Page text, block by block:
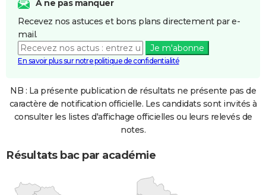
A ne pas manquer
Recevez nos astuces et bons plans directement par e-
mail.
Je m'abonne
En savoir plus sur notre politique de confidentialité
NB : La présente publication de résultats ne présente pas de
caractère de notification officielle. Les candidats sont invités à
consulter les listes d'affichage officielles ou leurs relevés de
notes.
Résultats bac par académie